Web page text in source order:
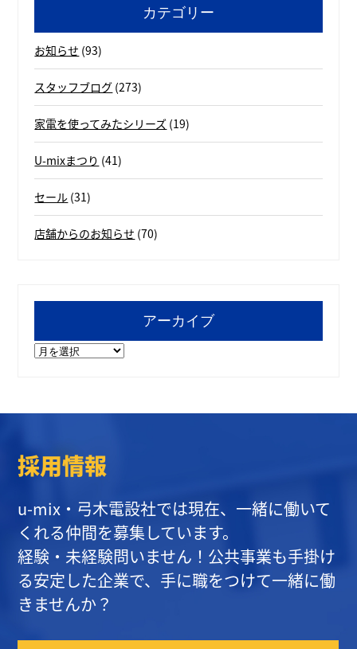
カテゴリー
お知らせ (93)
スタッフブログ (273)
家電を使ってみたシリーズ (19)
U-mixまつり (41)
セール (31)
店舗からのお知らせ (70)
アーカイブ
ア
採用情報
u-mix・弓木電設社では現在、一緒に働いて
くれる仲間を募集しています。
経験・未経験問いません！公共事業も手掛け
る安定した企業で、手に職をつけて一緒に働
きませんか？